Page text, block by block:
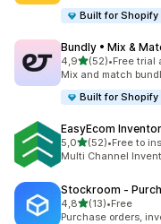
Built for Shopify
Bundly • Mix &
4,9/ 5 tähteä
(52)
52 arvostelua
•Free trial
Mix and match
Built for Shopify
EasyEcom
5,0/ 5 tähteä
(52)
52 arvostelua
•Free to
Multi Channel
Stockroom ‑
4,8/ 5 tähteä
(13)
13 arvostelua
•Free
Purchase orders,